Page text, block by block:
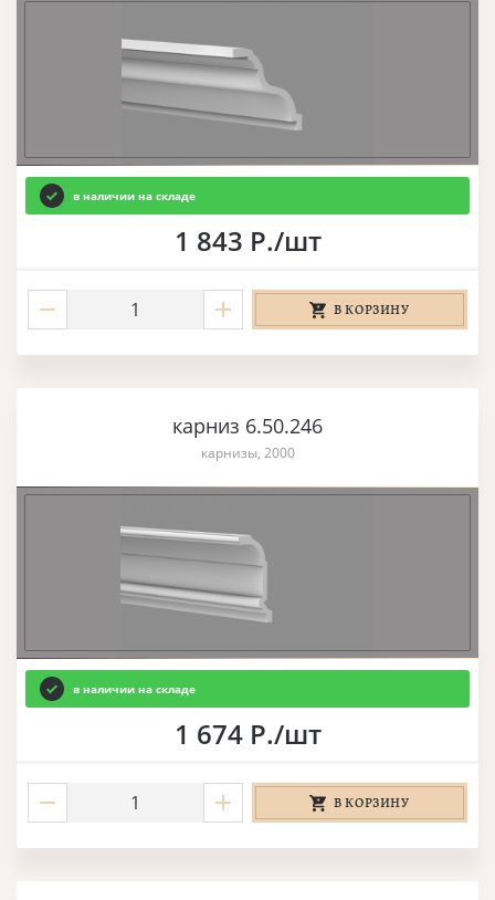
в наличии на складе
1 843 Р./шт
В КОРЗИНУ
карниз 6.50.246
карнизы, 2000
в наличии на складе
1 674 Р./шт
В КОРЗИНУ